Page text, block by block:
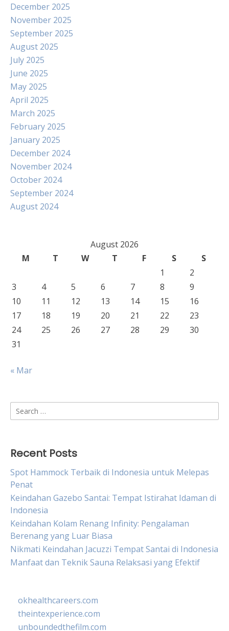
December 2025
November 2025
September 2025
August 2025
July 2025
June 2025
May 2025
April 2025
March 2025
February 2025
January 2025
December 2024
November 2024
October 2024
September 2024
August 2024
August 2026
M
T W T F S
S
1
2
3
4 5 6 7 8
9
10
11 12 13 14 15
16
17
18 19 20 21 22
23
24
25 26 27 28 29
30
31
« Mar
Search
for:
Recent Posts
Spot Hammock Terbaik di Indonesia untuk Melepas
Penat
Keindahan Gazebo Santai: Tempat Istirahat Idaman di
Indonesia
Keindahan Kolam Renang Infinity: Pengalaman
Berenang yang Luar Biasa
Nikmati Keindahan Jacuzzi Tempat Santai di Indonesia
Manfaat dan Teknik Sauna Relaksasi yang Efektif
okhealthcareers.com
theintexperience.com
unboundedthefilm.com